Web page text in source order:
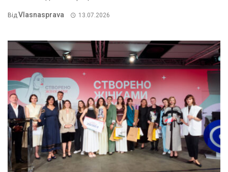
Від Vlasnasprava 13.07.2026